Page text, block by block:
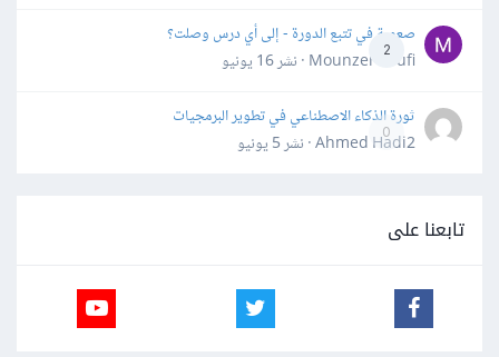
2
صعوبة في تتبع الدورة - إلى أي درس وصلت؟
Mounzer Soufi · نشر
16 يونيو
0
ثورة الذكاء الاصطناعي في تطوير البرمجيات
Ahmed Hadi2 · نشر
5 يونيو
تابعنا على